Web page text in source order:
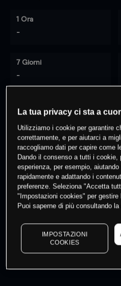
1 Ora
-
7 Giorni
-
% dei clienti hanno
questo prodotto
Fai
I prezzi sono solo indicativi.
dati di mercato
to
La tua privacy ci sta a
Utilizziamo i cookie per garantire
correttamente, e per aiutarci a
raccogliamo dati per capire come
Dando il consenso a tutti i cookie,
esperienza, per esempio,
rapidamente e adattando i
preferenze. Seleziona "Accetta
"Impostazioni cookies" per
Puoi saperne di più consultando la
IMPOSTAZIONI
COOKIES